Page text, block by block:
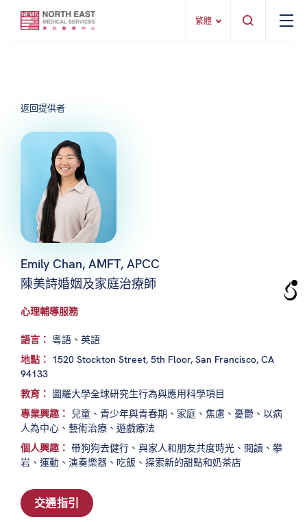
繁體
返回提供者
Emily Chan, AMFT, APCC
陳美詩婚姻及家庭治療師
心理輔導服務
語言： 粵語、英語
地點： 1520 Stockton Street, 5th Floor, San Francisco, CA
94133
教育： 圖羅大學全球研究生行為與應用科學項目
專業興趣：
兒童、青少年與青春期、家庭、焦慮、憂鬱、以病
人為中心、藝術治療、遊戲療法
個人興趣： 帶狗狗去健行、與家人和朋友共度時光、閱讀、攀
岩、運動、演奏樂器、吃飯、探索新的甜點和奶茶店
交通指引